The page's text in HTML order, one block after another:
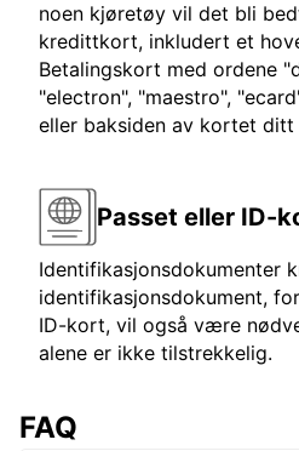
noen kjøretøy vil det bli
kredittkort, inkludert et
Betalingskort med ordene
"electron", "maestro",
eller baksiden av kortet
Passet eller ID-
Identifikasjonsdokumenter
identifikasjonsdokument,
ID-kort, vil også være
alene er ikke tilstrekkelig.
FAQ